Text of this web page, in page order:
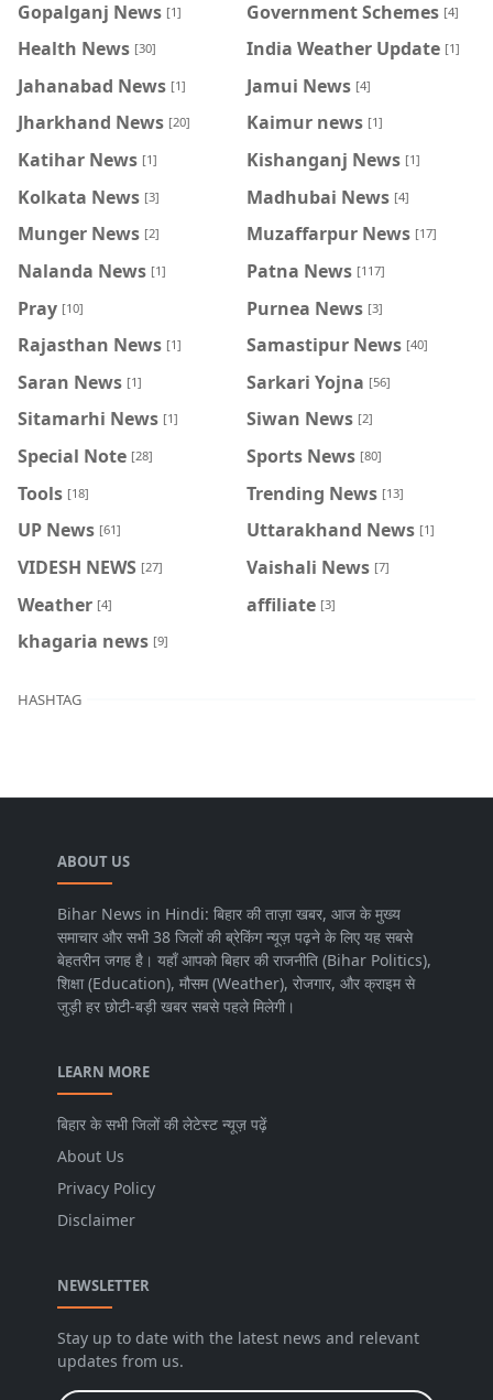
Gopalganj News [1] Government Schemes [4]
Health News [30] India Weather Update [1]
Jahanabad News [1] Jamui News [4]
Jharkhand News [20] Kaimur news [1]
Katihar News [1] Kishanganj News [1]
Kolkata News [3] Madhubai News [4]
Munger News [2] Muzaffarpur News [17]
Nalanda News [1] Patna News [117]
Pray [10] Purnea News [3]
Rajasthan News [1] Samastipur News [40]
Saran News [1] Sarkari Yojna [56]
Sitamarhi News [1] Siwan News [2]
Special Note [28] Sports News [80]
Tools [18] Trending News [13]
UP News [61] Uttarakhand News [1]
VIDESH NEWS [27] Vaishali News [7]
Weather [4] affiliate [3]
khagaria news [9]
HASHTAG
ABOUT US
Bihar News in Hindi: बिहार की ताज़ा खबर, आज के मुख्य
समाचार और सभी 38 जिलों की ब्रेकिंग न्यूज़ पढ़ने के लिए यह सबसे
बेहतरीन जगह है। यहाँ आपको बिहार की राजनीति (Bihar Politics),
शिक्षा (Education), मौसम (Weather), रोजगार, और क्राइम से
जुड़ी हर छोटी-बड़ी खबर सबसे पहले मिलेगी।
LEARN MORE
बिहार के सभी जिलों की लेटेस्ट न्यूज़ पढ़ें
About Us
Privacy Policy
Disclaimer
NEWSLETTER
Stay up to date with the latest news and relevant
updates from us.